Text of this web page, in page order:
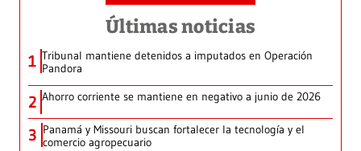
Últimas noticias
1 Tribunal mantiene detenidos a imputados en Operación
Pandora
2 Ahorro corriente se mantiene en negativo a junio de 2026
3 Panamá y Missouri buscan fortalecer la tecnología y el
comercio agropecuario